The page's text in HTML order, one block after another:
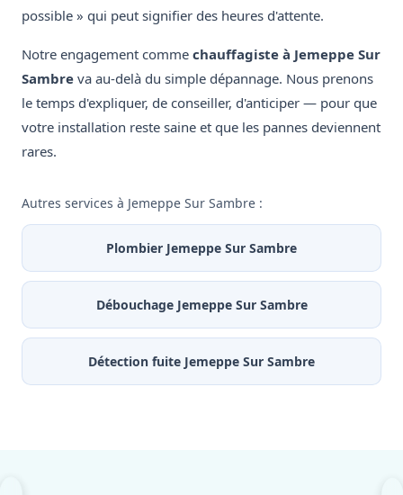
possible » qui peut signifier des heures d'attente.
Notre engagement comme chauffagiste à Jemeppe Sur
Sambre va au-delà du simple dépannage. Nous prenons
le temps d'expliquer, de conseiller, d'anticiper — pour que
votre installation reste saine et que les pannes deviennent
rares.
Autres services à Jemeppe Sur Sambre :
Plombier Jemeppe Sur Sambre
Débouchage Jemeppe Sur Sambre
Détection fuite Jemeppe Sur Sambre